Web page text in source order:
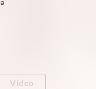
Video